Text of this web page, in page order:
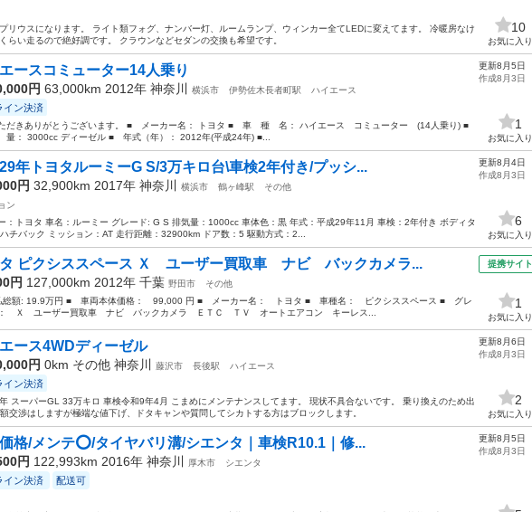
リウスになります。 ライト類フォグ、ナンバー灯、ルームランプ、ウィンカー全てLEDに変えてます。 冷暖房なけ
らい走るので絶好調です。 クラウンなどセダンの交換も希望です。
10
お気に入り
ースコミューター14人乗り
円 63,000km 2012年 神奈川 横浜市 伊勢佐木長者町駅 ハイエース
イン決済
だきありがとうございます。 ■ メーカー名： トヨタ ■ 車 種 名： ハイエース コミューター (14人乗り) ■
： 3000cc ディーゼル ■ 年式（年）： 2012年(平成24年) ■...
更新8月5日
作成8月3日
1
お気に入り
年トヨタルーミーG S/3万キロ台\車検2年付き/プッシ...
円 32,900km 2017年 神奈川 横浜市 鶴ヶ峰駅
その他
ン
：トヨタ 車名：ルーミー グレード: G S 排気量：1000cc 車体色：黒 年式：平成29年11月 車検：2年付き ボディタ
チバック ミッション：AT 走行距離：32900km ドア数：5 駆動方式：2...
更新8月4日
作成8月3日
6
お気に入り
タ ピクシススペース Ｘ ユーザー買取車 ナビ バックカメラ...
円 127,000km 2012年 千葉 野田市
その他
額: 19.9万円 ■ 車両本体価格： 99,000 円 ■ メーカー名： トヨタ ■ 車種名： ピクシススペース ■ グレ
Ｘ ユーザー買取車 ナビ バックカメラ ＥＴＣ ＴＶ オートエアコン キーレス...
提携サイト
1
お気に入り
ース4WDディーゼル
円 0km その他 神奈川 藤沢市 長後駅 ハイエース
イン決済
スーパーGL 33万キロ 車検令和9年4月 こまめにメンテナンスしてます。 現状不具合ないです。 乗り換えのため出
交渉はしますが極端な値下げ、ドタキャンや質問してシカトする方はブロックします。
更新8月6日
作成8月3日
2
お気に入り
格/メンテ⭕️/タイヤバリ溝/シエンタ｜車検R10.1｜修...
円 122,993km 2016年 神奈川 厚木市 シエンタ
イン決済 配送可
更新8月5日
作成8月3日